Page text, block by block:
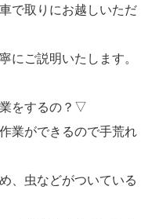
で取りにお越しいただ
にご説明いたします。
をするの？▽
業ができるので手荒れ
、虫などがついている